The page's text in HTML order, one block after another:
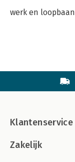
werk en loopbaan
Klantenservice
Zakelijk